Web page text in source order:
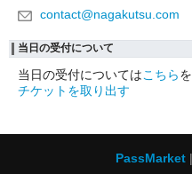
contact@nagakutsu.com
当日の受付について
当日の受付についてはこちら
チケットを取り出す
PassMarket